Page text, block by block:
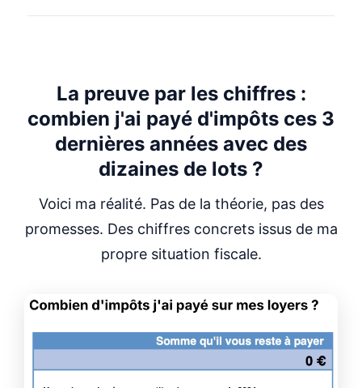
La preuve par les chiffres :
combien j'ai payé d'impôts ces 3
dernières années avec des
dizaines de lots ?
Voici ma réalité. Pas de la théorie, pas des
promesses. Des chiffres concrets issus de ma
propre situation fiscale.